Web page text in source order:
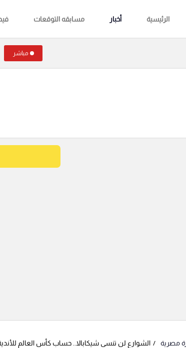
الرئيسية أخبار مسابقه التوقعات
مباشر
مصرية الشوارع لن تنسى شيكابالا.. حساب كأس العالم